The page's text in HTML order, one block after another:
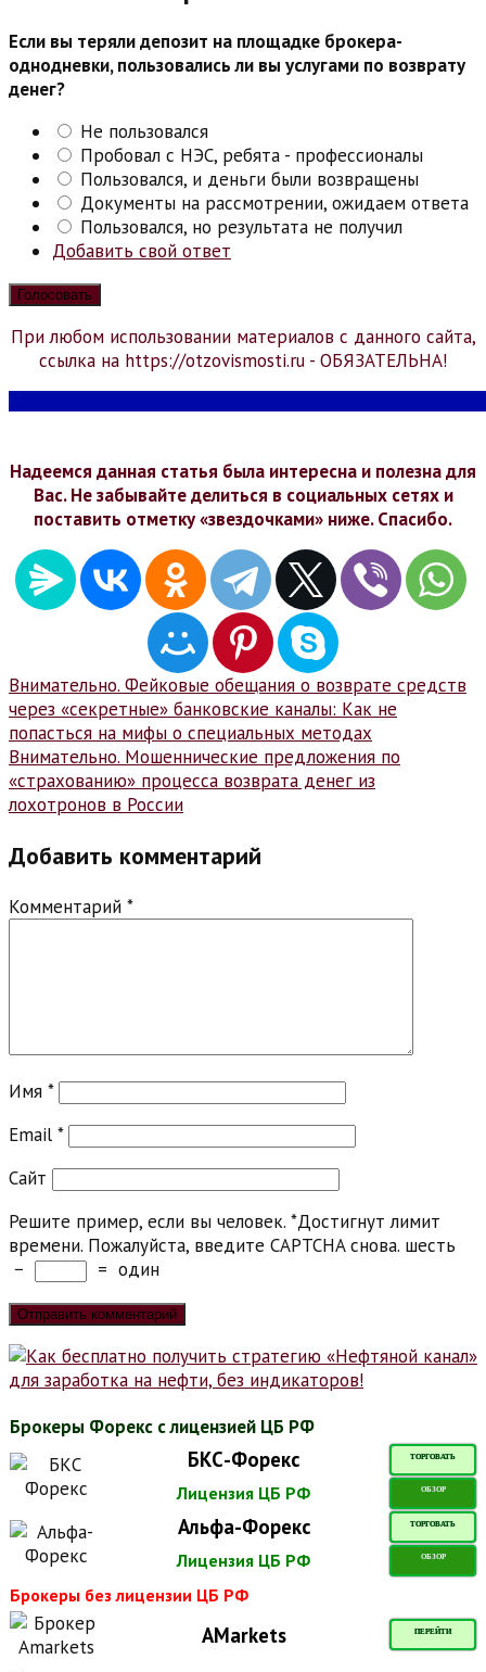
Если вы теряли депозит на площадке брокера-
однодневки, пользовались ли вы услугами по возврату
денег?
Не пользовался
Пробовал с НЭС, ребята - профессионалы
Пользовался, и деньги были возвращены
Документы на рассмотрении, ожидаем ответа
Пользовался, но результата не получил
Добавить свой ответ
При любом использовании материалов с данного сайта,
ссылка на https://otzovismosti.ru - ОБЯЗАТЕЛЬНА!
Надеемся данная статья была интересна и полезна для
Вас. Не забывайте делиться в социальных сетях и
поставить отметку «звездочками» ниже. Спасибо.
Навигация
по
записям
Внимательно. Фейковые обещания о возврате средств
через «секретные» банковские каналы: Как не
попасться на мифы о специальных методах
Внимательно. Мошеннические предложения по
«страхованию» процесса возврата денег из
лохотронов в России
Добавить комментарий
Комментарий *
Имя *
Email *
Сайт
Решите пример, если вы человек. *Достигнут лимит
времени. Пожалуйста, введите CAPTCHA снова. шесть
−
= один
Брокеры Форекс с лицензией ЦБ РФ
БКС-Форекс ТОРГОВАТЬ
Лицензия ЦБ РФ ОБЗОР
Альфа-Форекс ТОРГОВАТЬ
Лицензия ЦБ РФ ОБЗОР
Брокеры без лицензии ЦБ РФ
AMarkets ПЕРЕЙТИ